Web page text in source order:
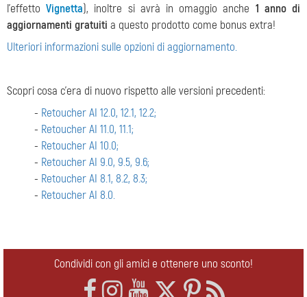
l'effettoVignetta), inoltre si avrà in omaggio anche 1 anno di
aggiornamenti gratuiti a questo prodotto come bonus extra!
Ulteriori informazioni sulle opzioni di aggiornamento.
Scopri cosa c'era di nuovo rispetto alle versioni precedenti:
- Retoucher AI 12.0, 12.1, 12.2;
- Retoucher AI 11.0, 11.1;
- Retoucher AI 10.0;
- Retoucher AI 9.0, 9.5, 9.6;
- Retoucher AI 8.1, 8.2, 8.3;
- Retoucher AI 8.0.
Condividi con gli amici e ottenere uno sconto!